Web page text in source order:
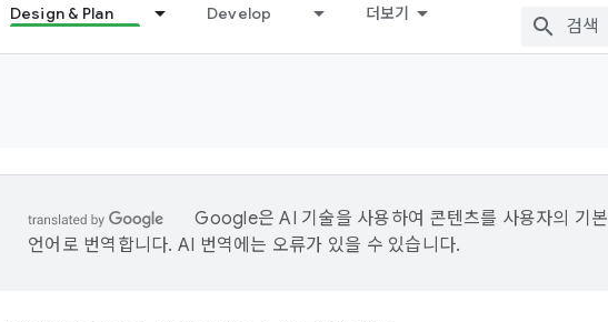
Design & Plan Develop 더보기
Google은 AI 기술을 사용하여 콘텐츠를 사용자의 기본
언어로 번역합니다. AI 번역에는 오류가 있을 수 있습니다.